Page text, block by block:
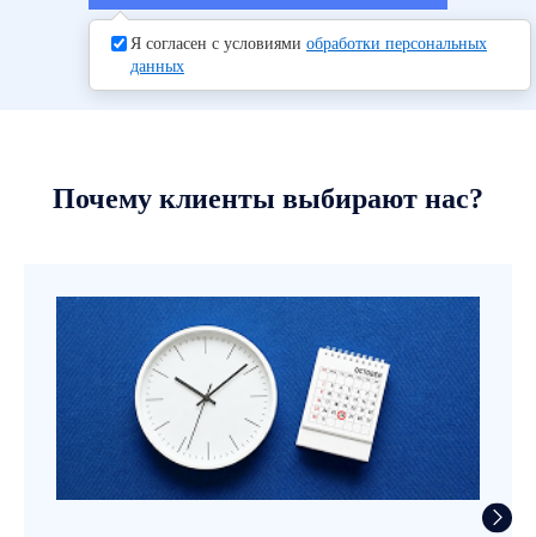
Почему клиенты выбирают нас?
Я согласен с условиями обработки персональных
данных